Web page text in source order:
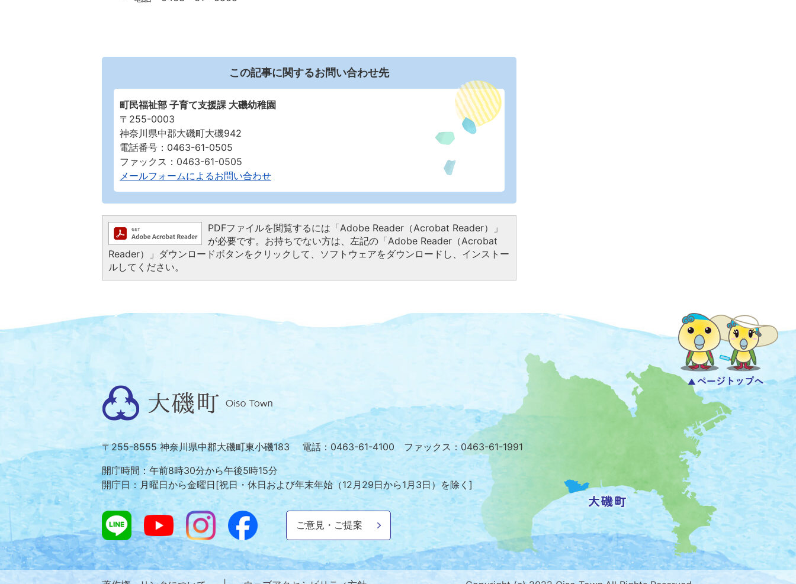
この記事に関するお問い合わせ先
町民福祉部 子育て支援課 大磯幼稚園
〒255-0003
神奈川県中郡大磯町大磯942
電話番号：0463-61-0505
ファックス：0463-61-0505
メールフォームによるお問い合わせ
PDFファイルを閲覧するには「Adobe Reader（Acrobat Reader）」
が必要です。お持ちでない方は、左記の「Adobe Reader（Acrobat
Reader）」ダウンロードボタンをクリックして、ソフトウェアをダウンロードし、インストー
ルしてください。
位
置
を
記
し
地
図。
奈
川
県
の
南
大
磯
Oiso
Town
〒255-8555 神奈川県中郡大磯町東小磯183 電話：0463-61-4100 ファックス：0463-61-1991
開庁時間：午前8時30分から午後5時15分
開庁日：月曜日から金曜日[祝日・休日および年末年始（12月29日から1月3日）を除く]
ご意見・ご提案